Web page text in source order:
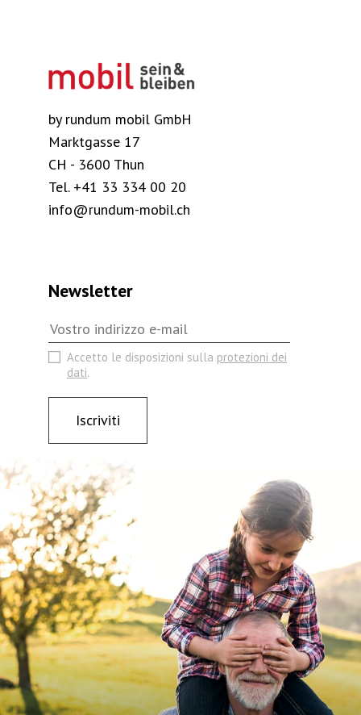
by rundum mobil GmbH
Marktgasse 17
CH - 3600 Thun
Tel. +41 33 334 00 20
info@rundum-mobil.ch
Newsletter
Accetto le disposizioni sulla protezioni dei
dati.
Iscriviti